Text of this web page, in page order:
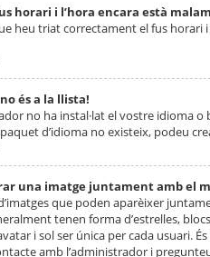
horari i l’hora encara està
heu triat correctament el fus horari i
és a la llista!
no ha instal·lat el vostre idioma
paquet d’idioma no existeix, podeu
una imatge juntament amb el
que poden aparèixer
tenen forma d’estrelles,
i sol ser única per cada usuari.
amb l’administrador i